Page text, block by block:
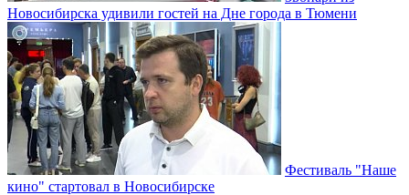
Новосибирска удивили гостей на Дне города в Тюмени
Фестиваль "Наше
кино" стартовал в Новосибирске